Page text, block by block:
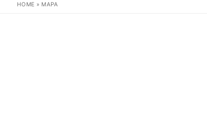
HOME » MAPA